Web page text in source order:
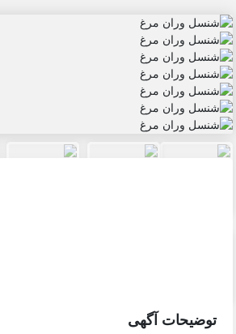
توضیحات آگهی